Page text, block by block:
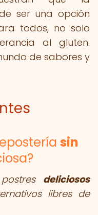
ser una opción
todos, no solo
al gluten.
de sabores y
sin
deliciosos
libres de